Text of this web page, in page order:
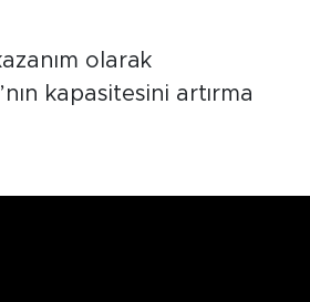
olarak
kapasitesini artırma